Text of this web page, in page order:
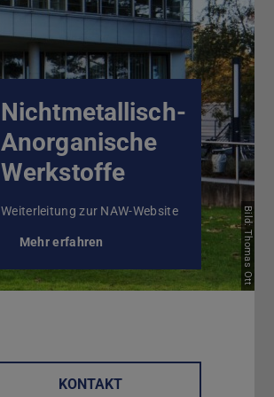
Bild: Thomas Ott
Nichtmetallisch-
Anorganische
Werkstoffe
Weiterleitung zur NAW-Website
Mehr erfahren
KONTAKT